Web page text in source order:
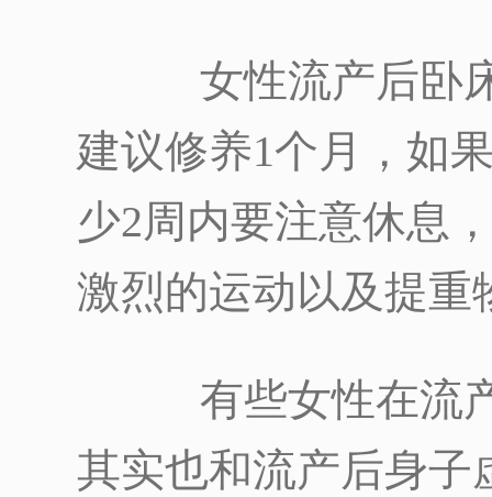
女性流产后卧床
建议修养1个月，如
少2周内要注意休息
激烈的运动以及提重
有些女性在流产
其实也和流产后身子